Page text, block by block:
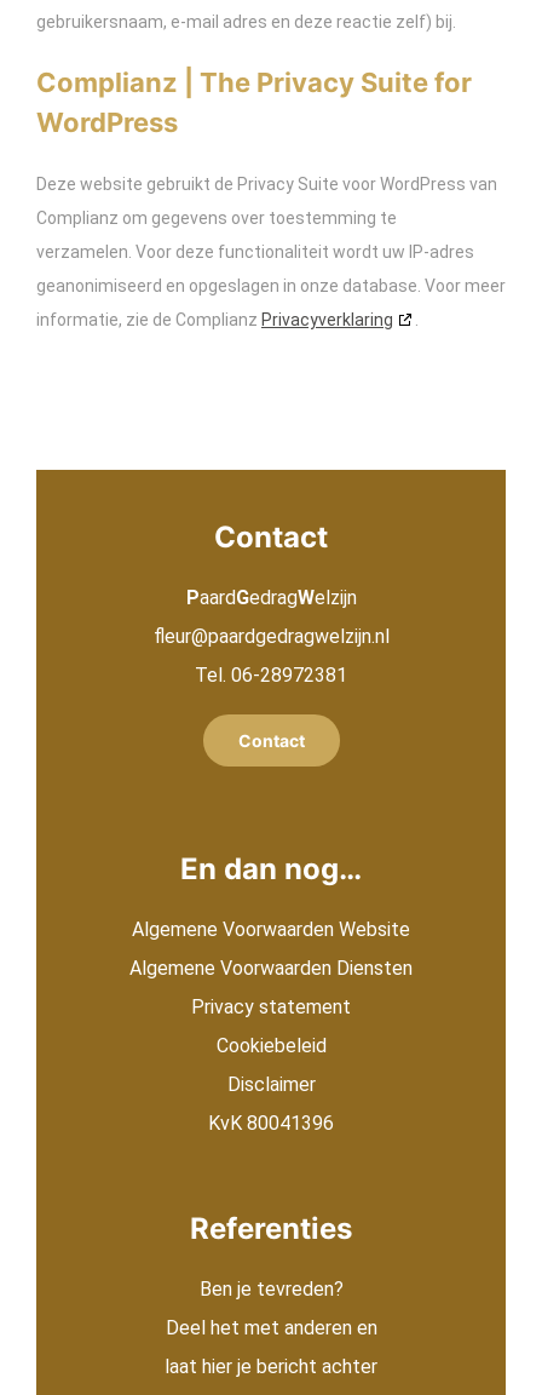
gebruikersnaam, e-mail adres en deze reactie zelf) bij.
Complianz | The Privacy Suite for
WordPress
Deze website gebruikt de Privacy Suite voor WordPress van
Complianz om gegevens over toestemming te
verzamelen. Voor deze functionaliteit wordt uw IP-adres
geanonimiseerd en opgeslagen in onze database. Voor meer
informatie, zie de Complianz Privacyverklaring .
Contact
PaardGedragWelzijn
fleur@paardgedragwelzijn.nl
Tel. 06-28972381
Contact
En dan nog…
Algemene Voorwaarden Website
Algemene Voorwaarden Diensten
Privacy statement
Cookiebeleid
Disclaimer
KvK 80041396
Referenties
Ben je tevreden?
Deel het met anderen en
laat hier je bericht achter